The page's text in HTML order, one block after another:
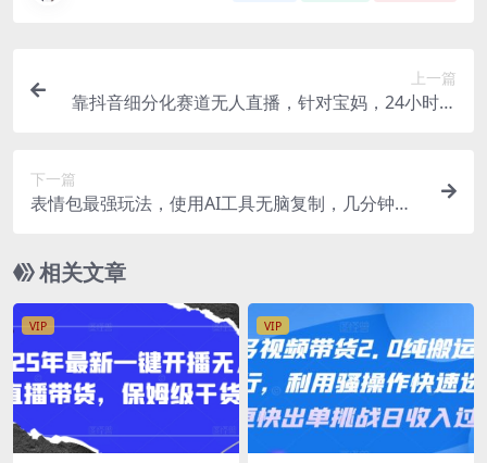
上一篇
靠抖音细分化赛道无人直播，针对宝妈，24小时纯
下一篇
表情包最强玩法，使用AI工具无脑复制，几分钟一
相关文章
VIP VIP